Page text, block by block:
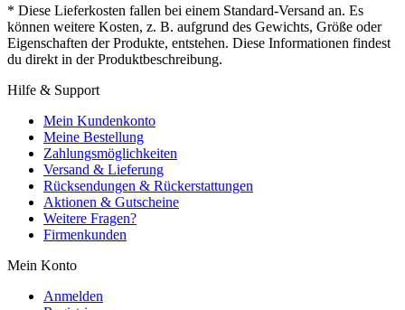
* Diese Lieferkosten fallen bei einem Standard-Versand an. Es
können weitere Kosten, z. B. aufgrund des Gewichts, Größe oder
Eigenschaften der Produkte, entstehen. Diese Informationen findest
du direkt in der Produktbeschreibung.
Hilfe & Support
Mein Kundenkonto
Meine Bestellung
Zahlungsmöglichkeiten
Versand & Lieferung
Rücksendungen & Rückerstattungen
Aktionen & Gutscheine
Weitere Fragen?
Firmenkunden
Mein Konto
Anmelden